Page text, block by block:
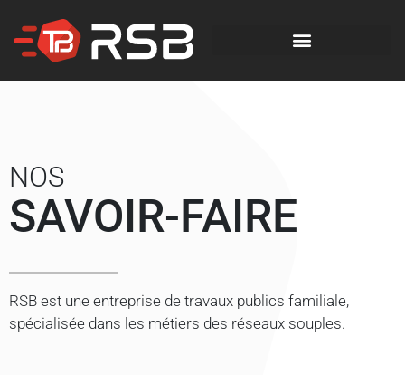
NOS
SAVOIR-FAIRE
RSB est une entreprise de travaux publics familiale,
spécialisée dans les métiers des réseaux souples.